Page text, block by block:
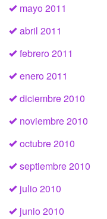
mayo 2011
abril 2011
febrero 2011
enero 2011
diciembre 2010
noviembre 2010
octubre 2010
septiembre 2010
julio 2010
junio 2010